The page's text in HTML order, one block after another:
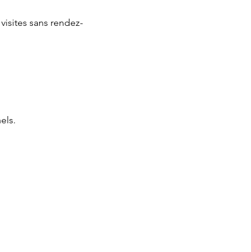
sans rendez-